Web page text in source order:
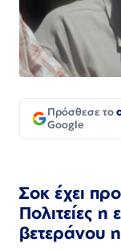
Πρόσθεσε το
Google
Σοκ έχει
Πολιτείες
βετεράνου